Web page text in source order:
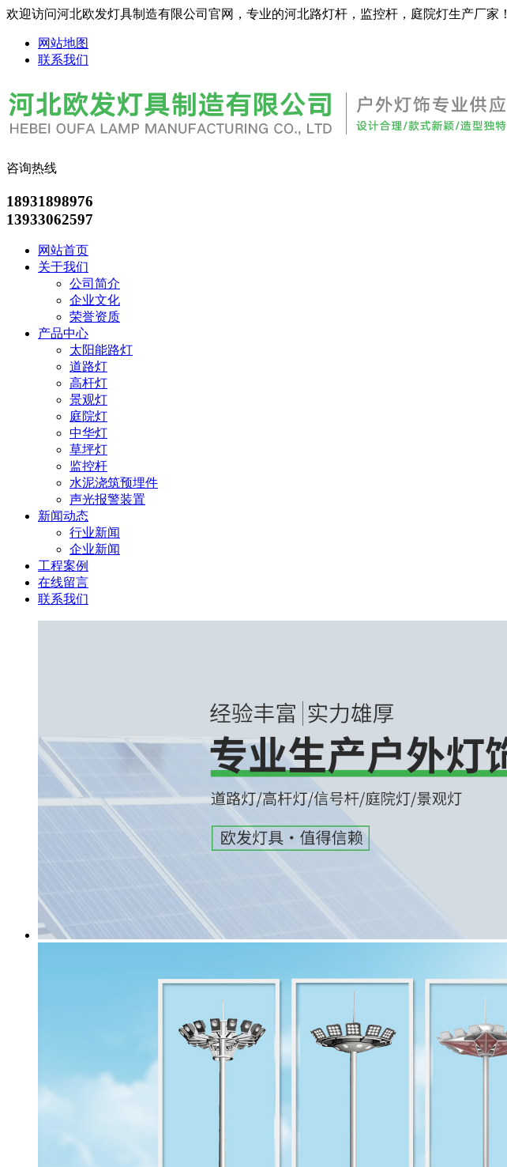
欢迎访问河北欧发灯具制造有限公司官网，专业的河北路灯杆，监控杆，庭院灯生产厂家！
网站地图
联系我们
咨询热线
18931898976
13933062597
网站首页
关于我们
公司简介
企业文化
荣誉资质
产品中心
太阳能路灯
道路灯
高杆灯
景观灯
庭院灯
中华灯
草坪灯
监控杆
水泥浇筑预埋件
声光报警装置
新闻动态
行业新闻
企业新闻
工程案例
在线留言
联系我们